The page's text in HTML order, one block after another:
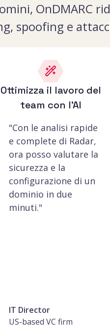
OnDMARC
spoofing e
Ottimizza il lavoro del
team con l'AI
"Con le analisi rapide
e complete di Radar,
ora posso valutare la
sicurezza e la
configurazione di un
dominio in due
minuti."
IT Director
US-based VC firm